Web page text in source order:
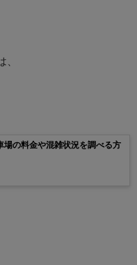
、
場の料金や混雑状況を調べる方